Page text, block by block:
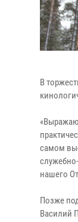
В
самом
нашего
Позже
Василий